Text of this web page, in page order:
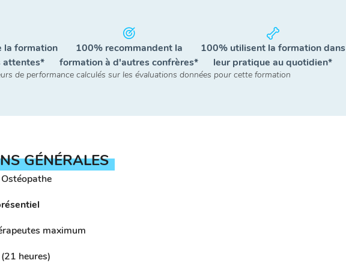
la formation
attentes*
100% recommandent la
formation à d'autres confrères*
100% utilisent la formation dans
leur pratique au quotidien*
de performance calculés sur les évaluations données pour cette formation
GÉNÉRALES
Ostéopathe
maximum
heures)